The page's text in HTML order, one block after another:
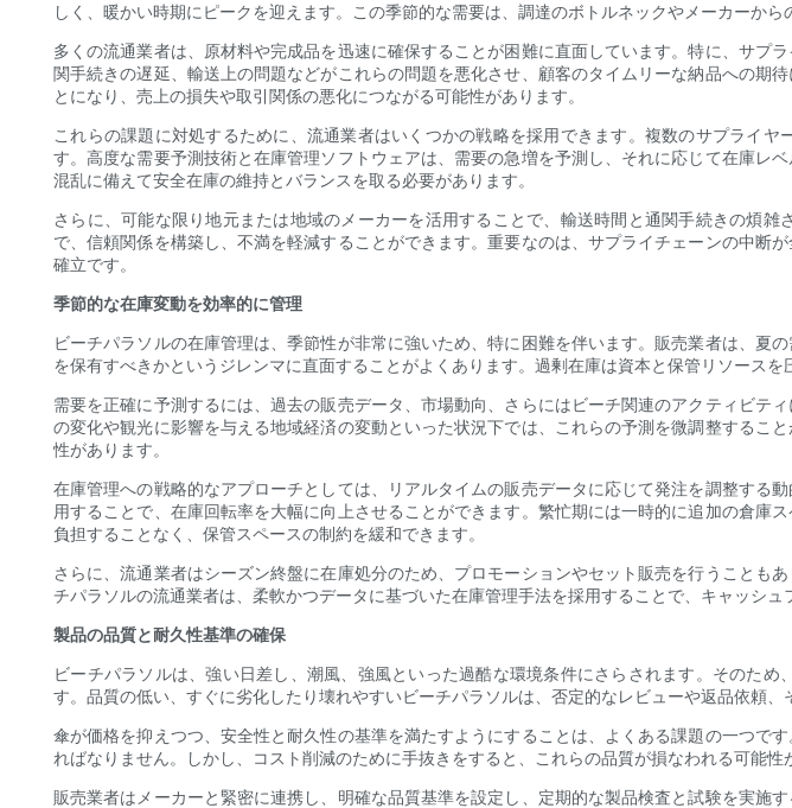
しく、暖かい時期にピークを迎えます。この季節的な需要は、調達のボトルネックやメーカーか
多くの流通業者は、原材料や完成品を迅速に確保することが困難に直面しています。特に、サプ
関手続きの遅延、輸送上の問題などがこれらの問題を悪化させ、顧客のタイムリーな納品への期
とになり、売上の損失や取引関係の悪化につながる可能性があります。
これらの課題に対処するために、流通業者はいくつかの戦略を採用できます。複数のサプライ
す。高度な需要予測技術と在庫管理ソフトウェアは、需要の急増を予測し、それに応じて在庫レ
混乱に備えて安全在庫の維持とバランスを取る必要があります。
さらに、可能な限り地元または地域のメーカーを活用することで、輸送時間と通関手続きの煩
で、信頼関係を構築し、不満を軽減することができます。重要なのは、サプライチェーンの中
確立です。
季節的な在庫変動を効率的に管理
ビーチパラソルの在庫管理は、季節性が非常に強いため、特に困難を伴います。販売業者は、
を保有すべきかというジレンマに直面することがよくあります。過剰在庫は資本と保管リソース
需要を正確に予測するには、過去の販売データ、市場動向、さらにはビーチ関連のアクティビ
の変化や観光に影響を与える地域経済の変動といった状況下では、これらの予測を微調整する
性があります。
在庫管理への戦略的なアプローチとしては、リアルタイムの販売データに応じて発注を調整す
用することで、在庫回転率を大幅に向上させることができます。繁忙期には一時的に追加の倉
負担することなく、保管スペースの制約を緩和できます。
さらに、流通業者はシーズン終盤に在庫処分のため、プロモーションやセット販売を行うこと
チパラソルの流通業者は、柔軟かつデータに基づいた在庫管理手法を採用することで、キャッシ
製品の品質と耐久性基準の確保
ビーチパラソルは、強い日差し、潮風、強風といった過酷な環境条件にさらされます。そのた
す。品質の低い、すぐに劣化したり壊れやすいビーチパラソルは、否定的なレビューや返品依頼、
傘が価格を抑えつつ、安全性と耐久性の基準を満たすようにすることは、よくある課題の一つで
ればなりません。しかし、コスト削減のために手抜きをすると、これらの品質が損なわれる可能性
販売業者はメーカーと緊密に連携し、明確な品質基準を設定し、定期的な製品検査と試験を実施